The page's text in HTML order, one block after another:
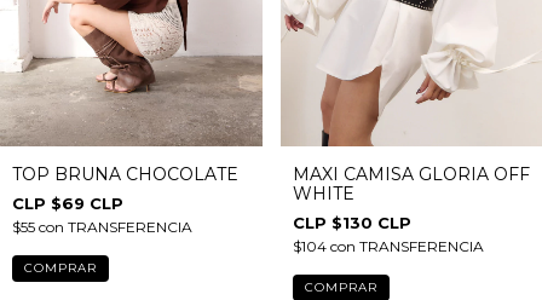
TOP BRUNA CHOCOLATE
$69 CLP
$55 con TRANSFERENCIA
COMPRAR
MAXI CAMISA GLORIA OFF
WHITE
$130 CLP
$104 con TRANSFERENCIA
COMPRAR